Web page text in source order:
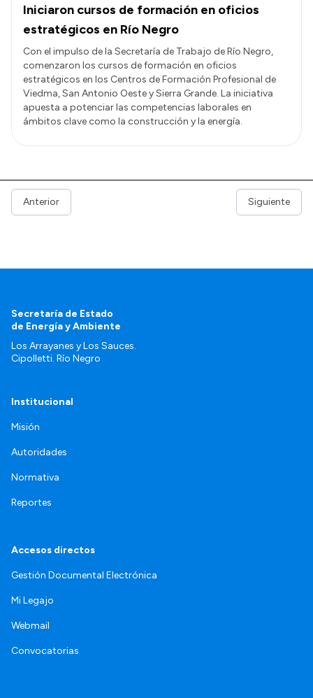
Iniciaron cursos de formación en oficios
estratégicos en Río Negro
Con el impulso de la Secretaría de Trabajo de Río Negro,
comenzaron los cursos de formación en oficios
estratégicos en los Centros de Formación Profesional de
Viedma, San Antonio Oeste y Sierra Grande. La iniciativa
apuesta a potenciar las competencias laborales en
ámbitos clave como la construcción y la energía.
Anterior Siguiente
Secretaría de Estado
de Energía y Ambiente
Los Arrayanes y Los Sauces.
Cipolletti. Río Negro
Institucional
Misión
Autoridades
Normativa
Reportes
Accesos directos
Gestión Documental Electrónica
Mi Legajo
Webmail
Convocatorias